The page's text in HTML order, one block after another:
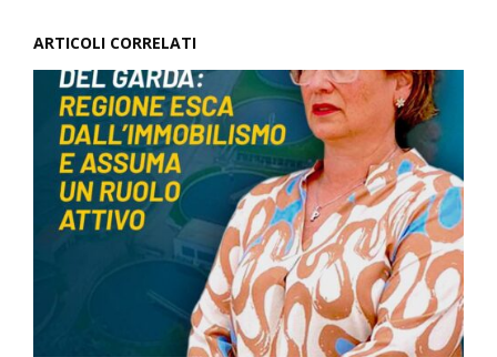
ARTICOLI CORRELATI